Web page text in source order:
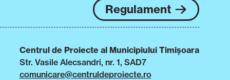
Regulament
Centrul de Proiecte al Municipiului Timișoara
Str. Vasile Alecsandri, nr. 1, SAD7
comunicare@centruldeproiecte.ro